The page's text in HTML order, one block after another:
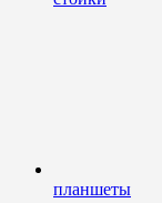
планшеты